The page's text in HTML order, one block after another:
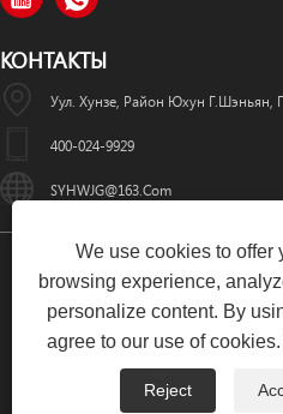
КОНТАКТЫ
Уул. Хунзе, Район Юхун Г.Шэньян,
400-024-9929
SYHWJG@163.com
Авторское Право © 2024
Производству Лазерного
Links Sitemap RSS
We use cookies to offer
browsing experience,
personalize content. By
agree to our use of cookies.
Reject